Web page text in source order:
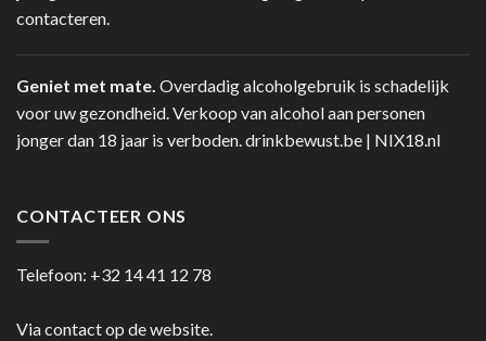
contacteren.
Geniet met mate. Overdadig alcoholgebruik is schadelijk
voor uw gezondheid. Verkoop van alcohol aan personen
jonger dan 18 jaar is verboden.drinkbewust.be | NIX18.nl
CONTACTEER ONS
Telefoon: +32 14 41 12 78
Via contact op de website.